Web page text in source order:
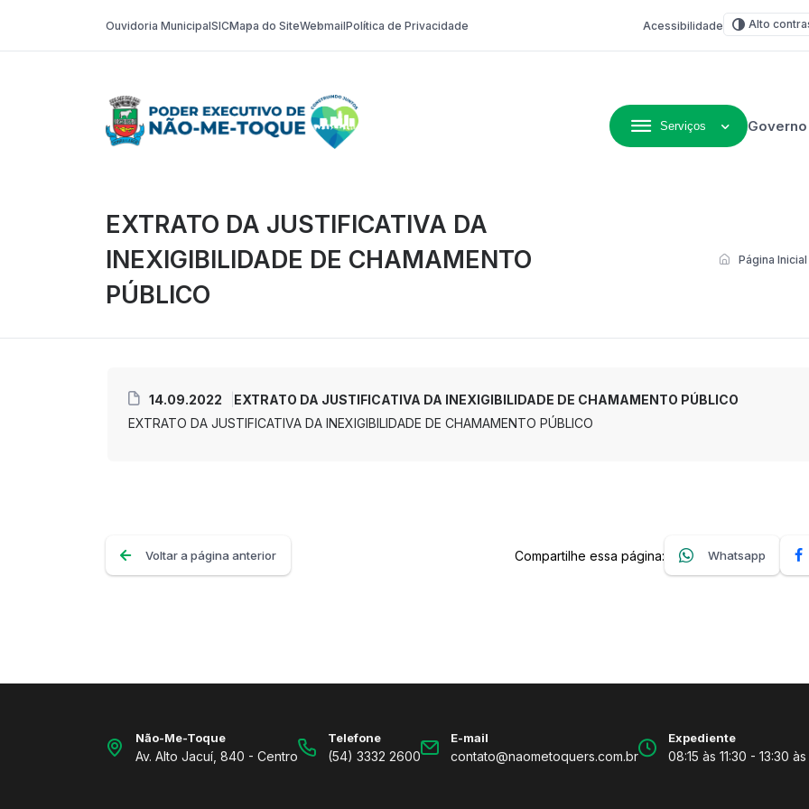
Ouvidoria MunicipalSICMapa do SiteWebmailPolítica de Privacidade Acessibilidade Alto
Serviços Governo
EXTRATO DA JUSTIFICATIVA DA
INEXIGIBILIDADE DE CHAMAMENTO
PÚBLICO
Página Inicial
14.09.2022
EXTRATO DA JUSTIFICATIVA DA INEXIGIBILIDADE DE CHAMAMENTO PÚBLICO
EXTRATO DA JUSTIFICATIVA DA INEXIGIBILIDADE DE CHAMAMENTO PÚBLICO
Voltar a página anterior Compartilhe essa página: Whatsapp
Não-Me-Toque
Av. Alto Jacuí, 840 - Centro
Telefone
(54) 3332 2600
E-mail
contato@naometoquers.com.br
Expediente
08:15 às 11:30 - 13:30